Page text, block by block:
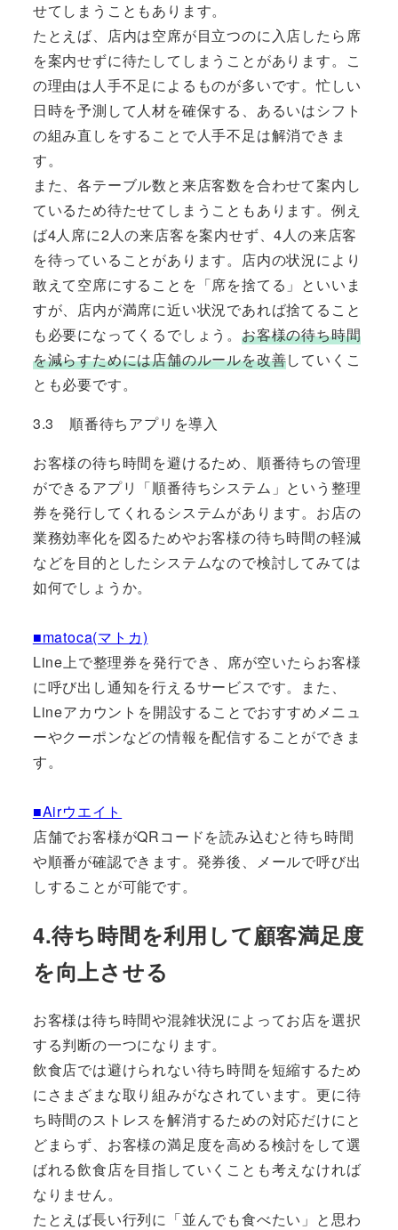
せてしまうこともあります。
たとえば、店内は空席が目立つのに入店したら席
を案内せずに待たしてしまうことがあります。こ
の理由は人手不足によるものが多いです。忙しい
日時を予測して人材を確保する、あるいはシフト
の組み直しをすることで人手不足は解消できま
す。
また、各テーブル数と来店客数を合わせて案内し
ているため待たせてしまうこともあります。例え
ば4人席に2人の来店客を案内せず、4人の来店客
を待っていることがあります。店内の状況により
敢えて空席にすることを「席を捨てる」といいま
すが、店内が満席に近い状況であれば捨てること
も必要になってくるでしょう。 お客様の待ち時間
を減らすためには店舗のルールを改善していくこ
とも必要です。
3.3 順番待ちアプリを導入
お客様の待ち時間を避けるため、順番待ちの管理
ができるアプリ「順番待ちシステム」という整理
券を発行してくれるシステムがあります。お店の
業務効率化を図るためやお客様の待ち時間の軽減
などを目的としたシステムなので検討してみては
如何でしょうか。
■matoca(マトカ)
Line上で整理券を発行でき、席が空いたらお客様
に呼び出し通知を行えるサービスです。また、
Lineアカウントを開設することでおすすめメニュ
ーやクーポンなどの情報を配信することができま
す。
■Airウエイト
店舗でお客様がQRコードを読み込むと待ち時間
や順番が確認できます。発券後、メールで呼び出
しすることが可能です。
4.待ち時間を利用して顧客満足度
を向上させる
お客様は待ち時間や混雑状況によってお店を選択
する判断の一つになります。
飲食店では避けられない待ち時間を短縮するため
にさまざまな取り組みがなされています。更に待
ち時間のストレスを解消するための対応だけにと
どまらず、お客様の満足度を高める検討をして選
ばれる飲食店を目指していくことも考えなければ
なりません。
たとえば長い行列に「並んでも食べたい」と思わ